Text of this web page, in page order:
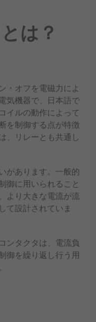
は？
・オフを電磁力によ
気機器で、日本語で
イルの動作によって
を制御する点が特徴
、リレーとも共通し
があります。一般的
御に用いられること
より大きな電流が流
て設計されていま
ンタクタは、電流負
御を繰り返し行う用